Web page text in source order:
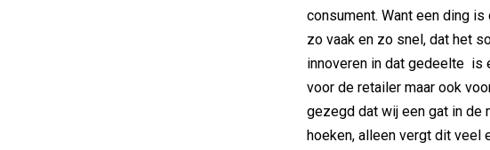
consument. Want een ding
zo vaak en zo snel, dat het
innoveren in dat gedeelte is
voor de retailer maar ook
gezegd dat wij een gat in de
hoeken, alleen vergt dit veel